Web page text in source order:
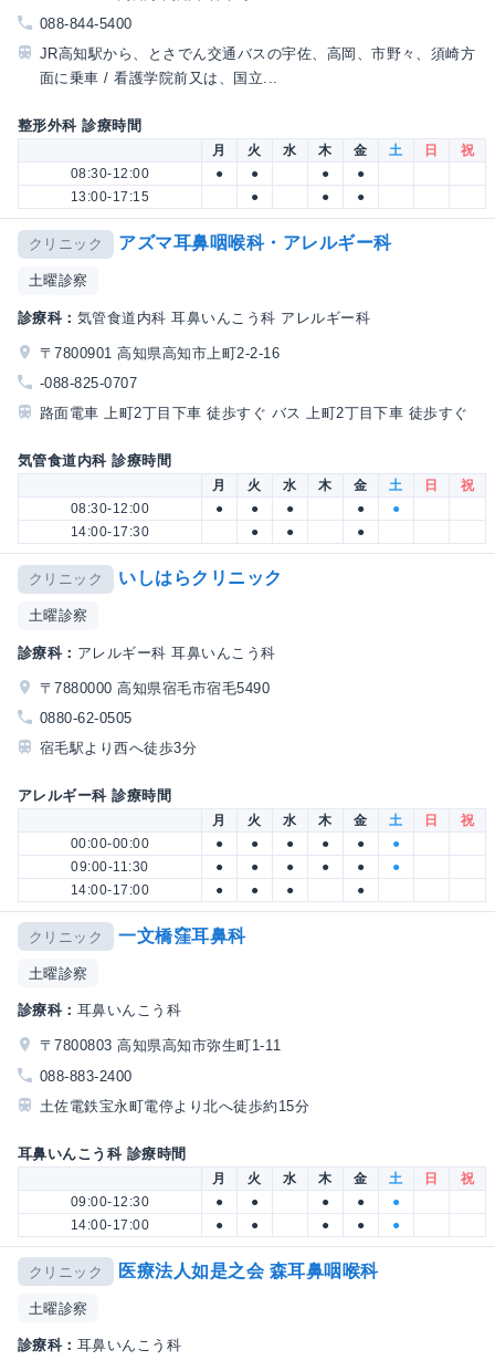
088-844-5400
JR高知駅から、とさでん交通バスの宇佐、高岡、市野々、須崎方
面に乗車 / 看護学院前又は、国立...
整形外科 診療時間
月 火 水 木 金 土 日
祝
08:30-12:00
● ● ●
●
13:00-17:15
● ● ●
クリニック アズマ耳鼻咽喉科・アレルギー科
土曜診察
診療科： 気管食道内科 耳鼻いんこう科 アレルギー科
〒7800901 高知県高知市上町2-2-16
-088-825-0707
路面電車 上町2丁目下車 徒歩すぐ バス 上町2丁目下車 徒歩すぐ
気管食道内科 診療時間
月 火 水 木 金 土 日
祝
08:30-12:00
● ● ● ●
●
14:00-17:30
● ● ●
クリニック いしはらクリニック
土曜診察
診療科： アレルギー科 耳鼻いんこう科
〒7880000 高知県宿毛市宿毛5490
0880-62-0505
宿毛駅より西へ徒歩3分
アレルギー科 診療時間
月 火 水 木 金 土 日
祝
00:00-00:00
● ● ● ● ●
●
09:00-11:30
● ● ● ● ●
●
14:00-17:00
● ● ● ●
クリニック 一文橋窪耳鼻科
土曜診察
診療科： 耳鼻いんこう科
〒7800803 高知県高知市弥生町1-11
088-883-2400
土佐電鉄宝永町電停より北へ徒歩約15分
耳鼻いんこう科 診療時間
月 火 水 木 金 土 日
祝
09:00-12:30
● ● ● ●
●
14:00-17:00
● ● ● ● ●
クリニック 医療法人如是之会 森耳鼻咽喉科
土曜診察
診療科： 耳鼻いんこう科